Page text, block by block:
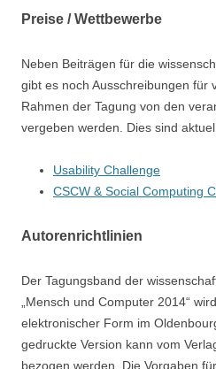
Preise / Wettbewerbe
Neben Beiträgen für die
gibt es noch Ausschreibungen für
Rahmen der Tagung von den
vergeben werden. Dies sind
Usability Challenge
CSCW & Social Computing
Autorenrichtlinien
Der Tagungsband der
„Mensch und Computer 2014“
elektronischer Form im
gedruckte Version kann vom
bezogen werden. Die Vorgaben